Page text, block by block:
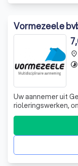
Vormezeele
Uw aannemer uit
rioleringswerken,
asfaltwerken
place
timelapse